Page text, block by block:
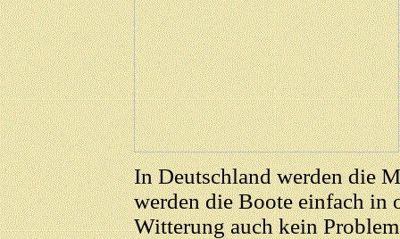
In Deutschland werden die
werden die Boote einfach in
Witterung auch kein